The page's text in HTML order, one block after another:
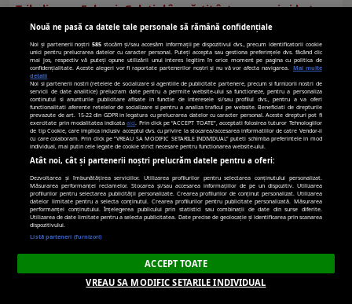
Tribalizarea Falezei. Galațiul împărțit între copaci și beton
Unde sunt amplasate radarele în următoarele trei zile
Nouă ne pasă ca datele tale personale să rămână confidențiale
Noi și partenerii noștri585 stocăm și/sau accesăm informații pe dispozitivul dvs., precum identificatorii cookie
unici pentru prelucrarea datelor cu caracter personal. Puteți accepta sau gestiona preferințele dvs. făcând clic
mai jos, respectiv vă puteți opune utilizării unui interes legitim în orice moment pe pagina cu politica de
confidențialitate. Aceste alegeri vor fi raportate partenerilor noștri și nu vă vor afecta navigarea.
Mai multe
detalii
Noi si partenerii nostri (retelele de socializare si agentiile de publicitate partenere, precum si furnizorii nostri de
servicii de date analitice) prelucram date pentru a permite website-ului sa functioneze, pentru a personaliza
continutul si anunturile publicitare afisate in functie de interesele si/sau profilul dvs., pentru a va oferi
functionalitati aferente retelelor de socializare si pentru a analiza traficul pe website. Beneficiati de drepturile
prevazute de art. 15-22 din GDPR in legatura cu prelucrarea datelor cu caracter personal. Aceste drepturi pot fi
exercitate prin modalitatea indicataaici . Prin click pe “ACCEPT TOATE”, acceptati folosirea tuturor Tehnologiilor
de tip Cookie, care implica inclusiv acceptul dvs. cu privire la stocarea/accesarea informatiilor de catre Vendor-ii
cu care colaboram. Prin click pe “VREAU SA MODIFIC SETARILE INDIVIDUAL” puteti schimba preferintele in mod
individual, mai putin cele legate de cookie strict necesare pentru functionarea website-ului.
Atât noi, cât și partenerii noștri prelucrăm datele pentru a oferi:
Dezvoltarea și îmbunătățirea serviciilor. Utilizarea profilurilor pentru selectarea conținutului personalizat.
Măsurarea performanței reclamelor. Stocarea și/sau accesarea informațiilor de pe un dispozitiv. Utilizarea
profilurilor pentru selectarea publicității personalizate. Crearea profilurilor de conținut personalizat. Utilizarea
datelor limitate pentru a selecta conținutul. Crearea profilurilor pentru publicitate personalizată. Măsurarea
performanței conținutului. Înțelegerea publicului prin statistici sau combinații de date din surse diferite.
Utilizarea de date limitate pentru a selecta publicitatea. Date precise de geolocație și identificarea prin scanarea
dispozitivului.
Listă parteneri (furnizori)
ACCEPT TOATE
VREAU SA MODIFIC SETARILE INDIVIDUAL